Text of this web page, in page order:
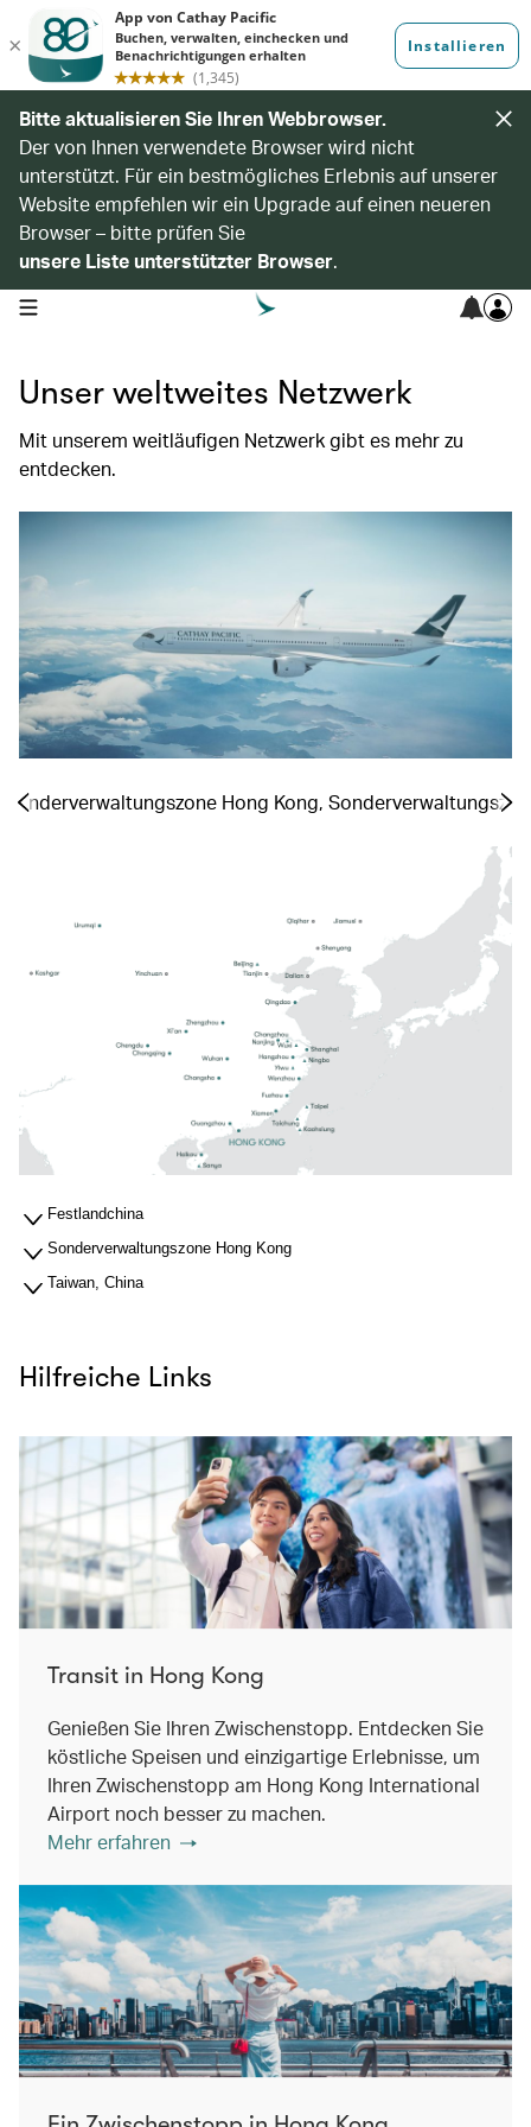
Bitte aktualisieren Sie Ihren Webbrowser.
Der von Ihnen verwendete Browser wird nicht
unterstützt. Für ein bestmögliches Erlebnis auf unserer
Website empfehlen wir ein Upgrade auf einen neueren
Browser – bitte prüfen Sie
unsere Liste unterstützter Browser.
open navigation menu
Unser weltweites Netzwerk
Mit unserem weitläufigen Netzwerk gibt es mehr zu
entdecken.
Hong Kong,
Festlandchina
Sonderverwaltungszone Hong Kong
Taiwan, China
Hilfreiche Links
Transit in Hong Kong
Genießen Sie Ihren Zwischenstopp. Entdecken Sie
köstliche Speisen und einzigartige Erlebnisse, um
Ihren Zwischenstopp am Hong Kong International
Airport noch besser zu machen.
Mehr erfahren